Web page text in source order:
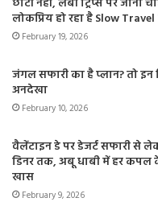
छोटी नहीं, लंबी ट्रिप्स पर जाना
लोकप्रिय हो रहा है Slow
February 19, 2026
जंगल सफारी का है प्लान? तो इन
अनदेखा
February 10, 2026
वैलेंटाइन डे पर डेजर्ट सफारी से
डिनर तक, अबू धाबी में हर
खास
February 9, 2026